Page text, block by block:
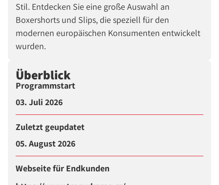
Stil. Entdecken Sie eine große Auswahl an
Boxershorts und Slips, die speziell für den
modernen europäischen Konsumenten entwickelt
wurden.
Überblick
Programmstart
03. Juli 2026
Zuletzt geupdatet
05. August 2026
Webseite für Endkunden